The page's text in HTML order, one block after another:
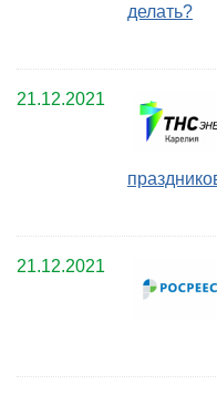
делать?
21.12.2021
21.12.2021